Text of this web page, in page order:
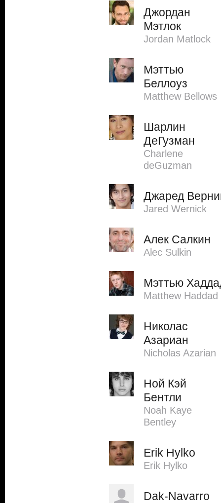
Джордан
Мэтлок
Jordan Matlock
Мэттью
Беллоуз
Matthew Bellows
Шарлин
ДеГузман
Charlene
deGuzman
Джаред
Jared Wernick
Алек Салкин
Alec Sulkin
Мэттью
Matthew Haddad
Николас
Азариан
Nicholas Azarian
Ной Кэй
Бентли
Noah Kaye
Bentley
Erik Hylko
Erik Hylko
Dak-Navarro